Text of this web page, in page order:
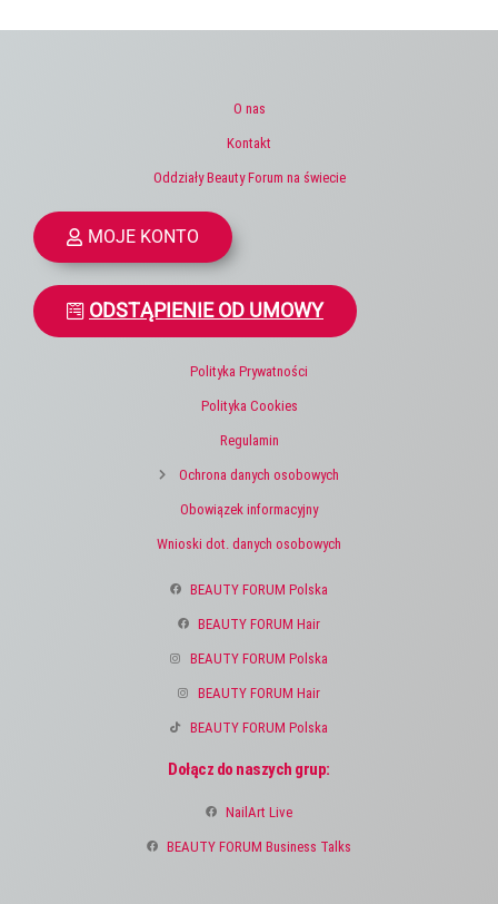
O nas
Kontakt
Oddziały Beauty Forum na świecie
MOJE KONTO
ODSTĄPIENIE OD UMOWY
Polityka Prywatności
Polityka Cookies
Regulamin
Ochrona danych osobowych
Obowiązek informacyjny
Wnioski dot. danych osobowych
BEAUTY FORUM Polska
BEAUTY FORUM Hair
BEAUTY FORUM Polska
BEAUTY FORUM Hair
BEAUTY FORUM Polska
Dołącz do naszych grup:
NailArt Live
BEAUTY FORUM Business Talks